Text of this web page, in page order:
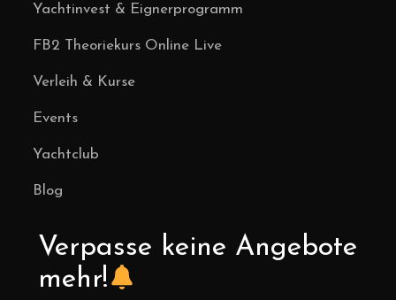
Yachtinvest & Eignerprogramm
FB2 Theoriekurs Online Live
Verleih & Kurse
Events
Yachtclub
Blog
Verpasse keine Angebote
mehr!